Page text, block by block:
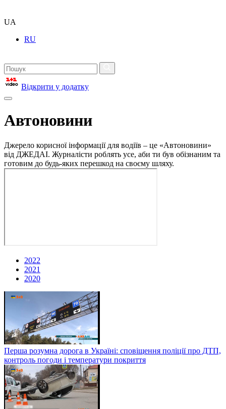
UA
RU
Відкрити у додатку
Автоновини
Джерело корисної інформації для водіїв – це «Автоновини»
від ДЖЕДАІ. Журналісти роблять усе, аби ти був обізнаним та
готовим до будь-яких перешкод на своєму шляху.
2022
2021
2020
Перша розумна дорога в Україні: сповіщення поліції про ДТП,
контроль погоди і температури покриття